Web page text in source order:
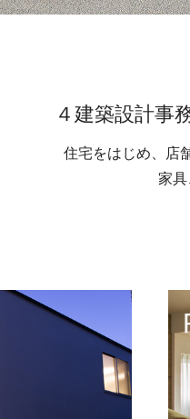
４建築設計事
住宅をはじめ、店
家